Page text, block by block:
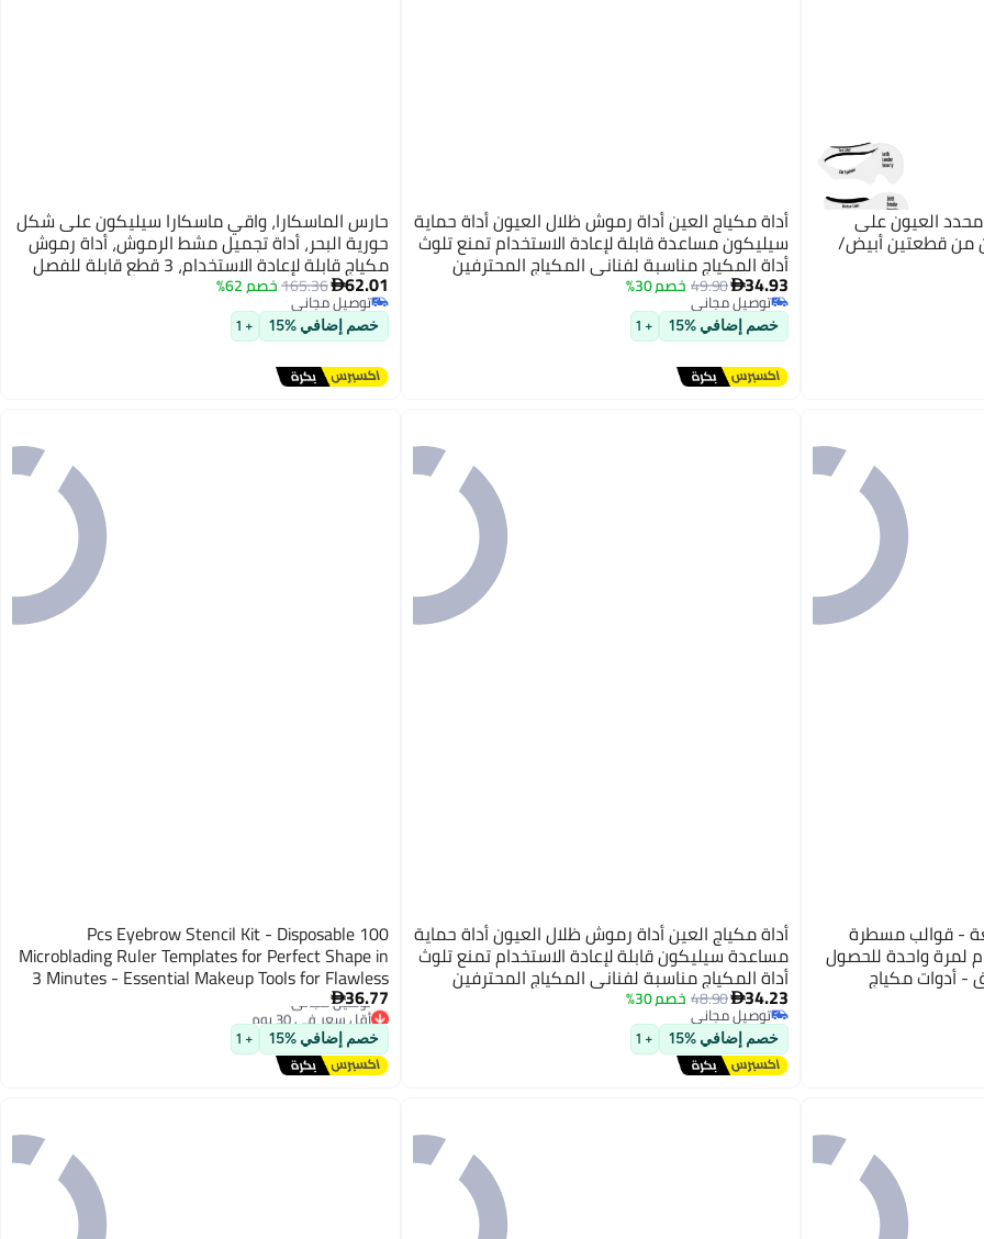
العيون على
من قطعتين أبيض/
أداة مكياج العين أداة رموش ظلال العيون أداة حماية
سيليكون مساعدة قابلة لإعادة الاستخدام تمنع تلوث
أداة المكياج مناسبة لفناني المكياج المحترفين
والمبتدئين 7 قطع
34.93
49.90خصم 30%
توصيل مجاني
توصيل مجاني
خصم إضافي %15 + 1
حارس الماسكارا، واقي ماسكارا سيليكون على شكل
حورية البحر، أداة تجميل مشط الرموش، أداة رموش
مكياج قابلة لإعادة الاستخدام، 3 قطع قابلة للفصل
62.01
165.36خصم 62%
توصيل مجاني
توصيل مجاني
خصم إضافي %15 + 1
حواجب 100 قطعة - قوالب مسطرة
لمرة واحدة للحصول
في 3 دقائق - أدوات مكياج
أداة مكياج العين أداة رموش ظلال العيون أداة حماية
مساعدة سيليكون قابلة لإعادة الاستخدام تمنع تلوث
أداة المكياج مناسبة لفناني المكياج المحترفين
والمبتدئين 7 قطع
34.23
48.90خصم 30%
توصيل مجاني
توصيل مجاني
خصم إضافي %15 + 1
100 Pcs Eyebrow Stencil Kit - Disposable
Microblading Ruler Templates for Perfect Shape in
3 Minutes - Essential Makeup Tools for Flawless
Brows
36.77
أقل سعر في 30 يوم
توصيل مجاني
أقل سعر في 30 يوم
خصم إضافي %15 + 1